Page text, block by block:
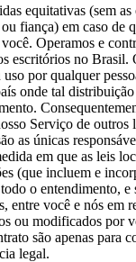
equitativas (sem as
fiança) em caso de
Operamos e
escritórios no Brasil.
por qualquer
onde tal distribuição
Serviço de outros
as únicas
em que as leis
(que incluem e
o entendimento, e
entre você e nós em
ou modificados por
são apenas para
legal.